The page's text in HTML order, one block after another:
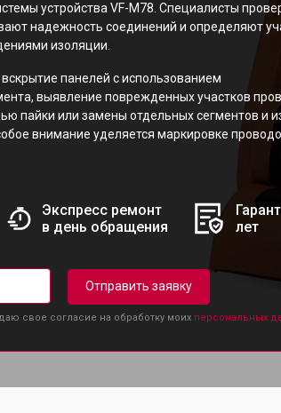
устройства VF-M78. Специалисты
надежность соединений и определяют
изоляции.
панелей с использованием
выявление поврежденных участков
пайки или замены отдельных сегментов и
внимание уделяется маркировке
Экспресс ремонт
в день обращения
лет
Отправить заявку
свое согласие на обработку моих персональных